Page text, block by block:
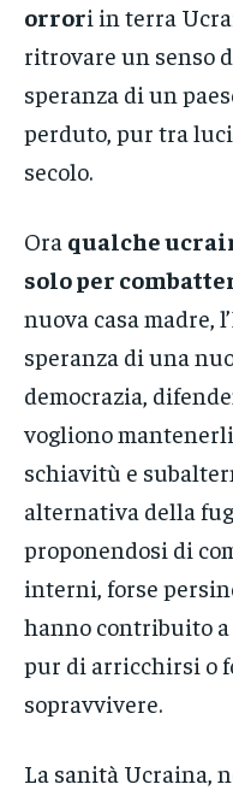
orrori in terra
ritrovare un senso
speranza di un
perduto, pur tra
secolo.
Ora qualche
solo per
nuova casa madre,
speranza di una
democrazia,
vogliono
schiavitù e
alternativa della
proponendosi di
interni, forse
hanno contribuito
pur di arricchirsi o
sopravvivere.
La sanità Ucraina,